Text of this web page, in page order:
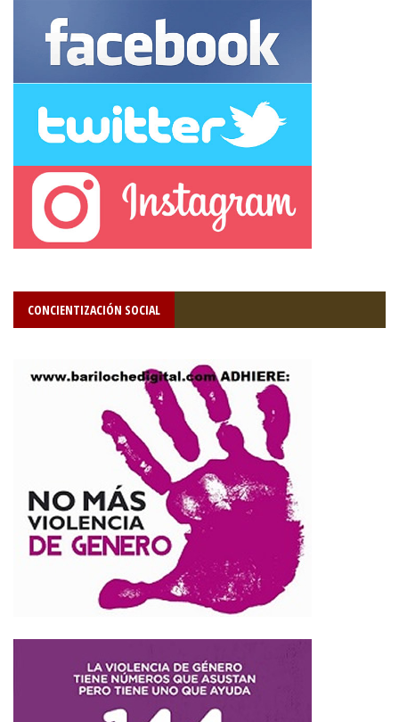
CONCIENTIZACIÓN SOCIAL